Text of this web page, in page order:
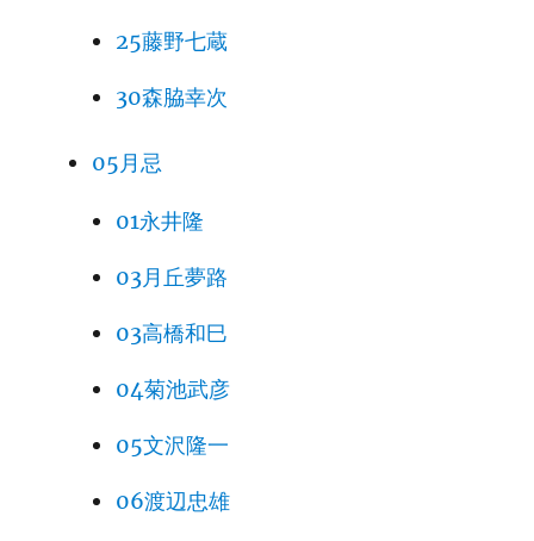
25藤野七蔵
30森脇幸次
05月忌
01永井隆
03月丘夢路
03高橋和巳
04菊池武彦
05文沢隆一
06渡辺忠雄